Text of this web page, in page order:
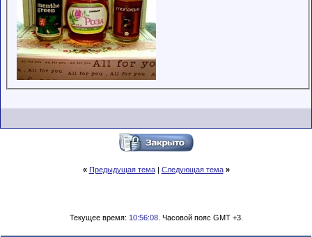
« Предыдущая тема| Следующая тема »
Текущее время: 10:56:08. Часовой пояс GMT +3.